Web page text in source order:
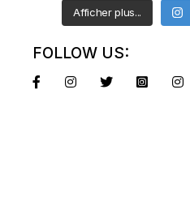
Afficher plus...
FOLLOW US: